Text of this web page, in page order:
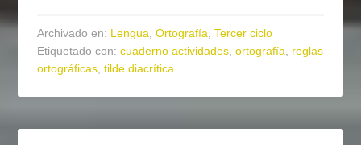
Archivado en: Lengua,Ortografía,Tercer ciclo
Etiquetado con:cuaderno actividades,ortografía, reglas
ortográficas,tilde diacrítica